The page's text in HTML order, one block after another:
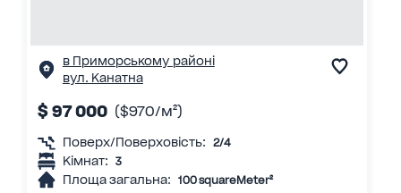
в Приморському районі
вул. Канатна
$ 97 000 ($970/м²)
Поверх/Поверховість: 2/4
Кімнат: 3
Площа загальна: 100 squareMeter²